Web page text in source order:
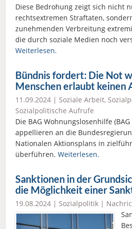
Diese Bedrohung zeigt sich nicht
rechtsextremen Straftaten,
zunehmenden Verbreitung
die durch soziale Medien noch
Weiterlesen.
Bündnis fordert: Die Not
Menschen erlaubt keinen
11.09.2024 | Soziale Arbeit,
Sozialpolitische Aufrufe
Die BAG Wohnungslosenhilfe
appellieren an die
Nationalen Aktionsplans in
überführen. Weiterlesen.
Sanktionen in der
die Möglichkeit einer
19.08.2024 | Sozialpolitik |